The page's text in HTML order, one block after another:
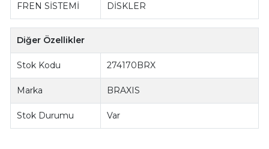
FREN SİSTEMİ DİSKLER
Diğer Özellikler
Stok Kodu 274170BRX
Marka BRAXIS
Stok Durumu Var